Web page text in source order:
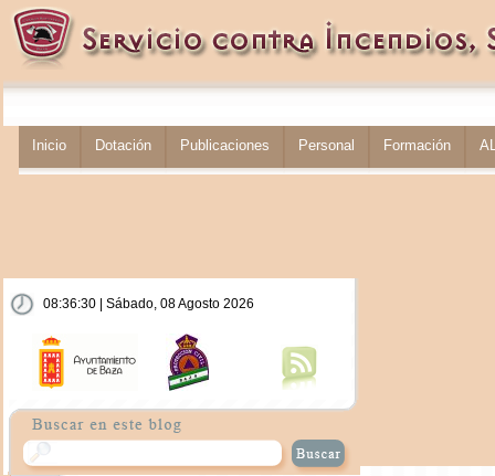
Inicio Dotación Publicaciones Personal Formación
08:36:30 | Sábado, 08 Agosto 2026